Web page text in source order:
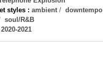
styles : ambient/ downtempo
soul/R&B
2020-2021